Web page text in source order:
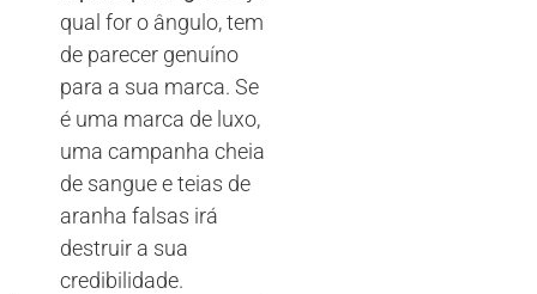
qual for o ângulo, tem
de parecer genuíno
para a sua marca. Se
é uma marca de luxo,
uma campanha cheia
de sangue e teias de
aranha falsas irá
destruir a sua
credibilidade.